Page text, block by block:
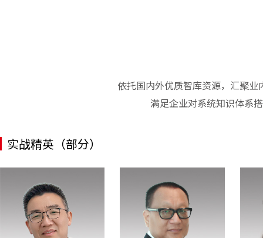
依托国内外优质智库资源，汇聚
满足企业对系统知识体系
实战精英（部分）